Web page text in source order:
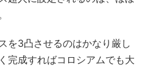
を3凸させるのはかなり厳し
完成すればコロシアムでも大